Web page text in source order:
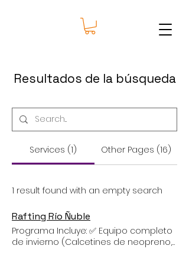
Resultados de la búsqueda
Services (1) Other Pages (16)
1 result found with an empty search
Rafting Río Ñuble
Programa Incluye: ✅ Equipo completo
de invierno (Calcetines de neopreno,